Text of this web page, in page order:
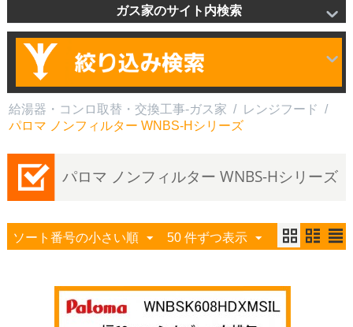
ガス家のサイト内検索
給湯器・コンロ取替・交換工事-ガス家 / レンジフード /
パロマ ノンフィルター WNBS-Hシリーズ
パロマ ノンフィルター WNBS-Hシリーズ
ソート番号の小さい順 50 件ずつ表示